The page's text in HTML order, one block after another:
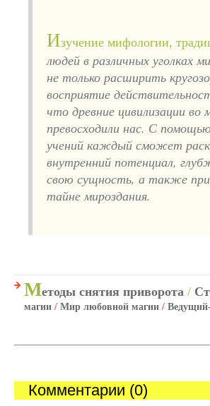
Изучение мифологии,
людей в различных уголках
не только расширить
восприятие
что древние цивилизации во
превосходили нас. С
учений каждый сможет
внутренний потенциал,
свою сущность, а также
тайне мироздания.
Методы снятия приворота /
магии / Мир любовной магии /
Комментарии (0)